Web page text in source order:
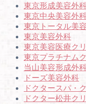
東京形成美容外
東京中央美容外
東京トータル美
東京美容外科
東京美容医療ク
東京プラチナム
当山美容形成外
ドーズ美容外科
ドクタースパ・
ドクター松井ク